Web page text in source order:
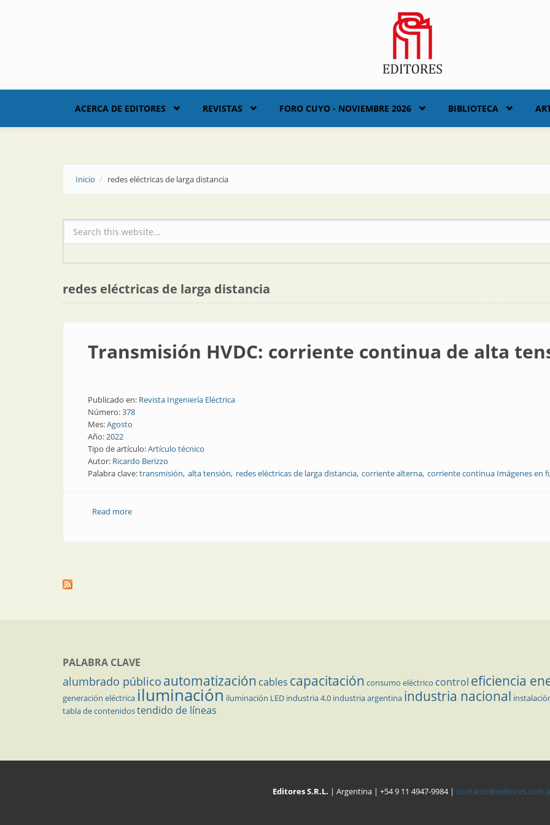
ACERCA DE EDITORES REVISTAS FORO CUYO - NOVIEMBRE 2026 BIBLIOTECA
Inicio redes eléctricas de larga distancia
Formulario de búsqueda
redes eléctricas de larga distancia
Transmisión HVDC: corriente continua de alta
Publicado en: Revista Ingeniería Eléctrica
Número:378
Mes:Agosto
Año:2022
Tipo de artículo:Artículo técnico
Autor: Ricardo Berizzo
Palabra clave:transmisión alta tensión redes eléctricas de larga distancia corriente alterna corriente continua Imágenes en
Read moreabout Transmisión HVDC: corriente continua de alta tensión
PALABRA CLAVE
alumbrado público automatización cables capacitación consumo eléctrico control eficiencia
generación eléctrica iluminación iluminación LED industria 4.0 industria argentina industria nacional
tabla de contenidostendido de líneas
Editores S.R.L. | Argentina | +54 9 11 4947-9984 |